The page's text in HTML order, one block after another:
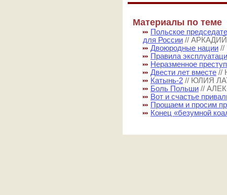
Материалы по теме
Польское
для России //
Двоюродные нации //
Правила
Неразменное
Двести лет вместе //
Катынь-2 // ЮЛИЯ
Боль Польши //
Вот и счастье
Прощаем и просим
Конец «безумной